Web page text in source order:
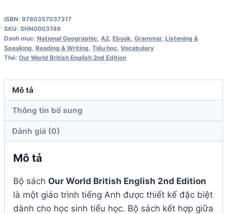
Grammar
Workbook
British
2nd
Edition
số
lượng
ISBN: 9780357037317
SKU: SHN0003749
Danh mục: National Geographic A2 Ebook Grammar, Listening &
Speaking Reading & Writing Tiểu học Vocabulary
Thẻ: Our World British English 2nd Edition
Mô tả
Thông tin bổ sung
Đánh giá (0)
Mô tả
Bộ sách Our World British English 2nd Edition
là một giáo trình tiếng Anh được thiết kế đặc biệt
dành cho học sinh tiểu học. Bộ sách kết hợp giữa